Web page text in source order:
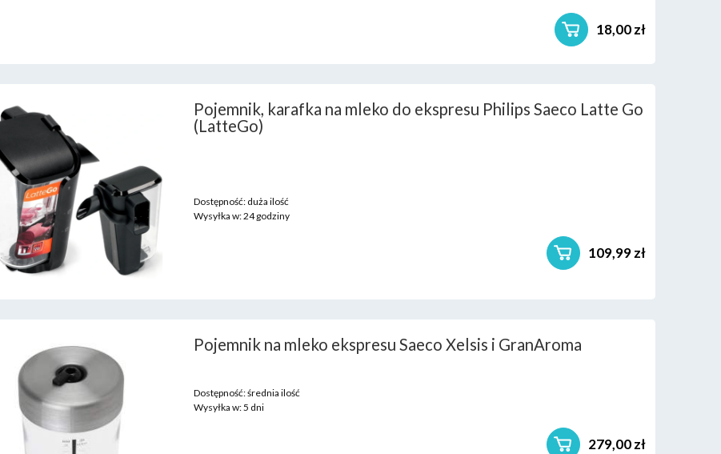
18,00 zł
Pojemnik, karafka na mleko do ekspresu Philips Saeco Latte Go
(LatteGo)
Dostępność: duża ilość
Wysyłka w:24 godziny
109,99 zł
Pojemnik na mleko ekspresu Saeco Xelsis i GranAroma
Dostępność:średnia ilość
Wysyłka w:5 dni
279,00 zł